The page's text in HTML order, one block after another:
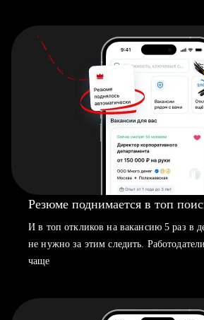
Резюме поднимается в топ
И в топ откликов на вакансию 5 раз в
не нужно за этим следить.
чаще